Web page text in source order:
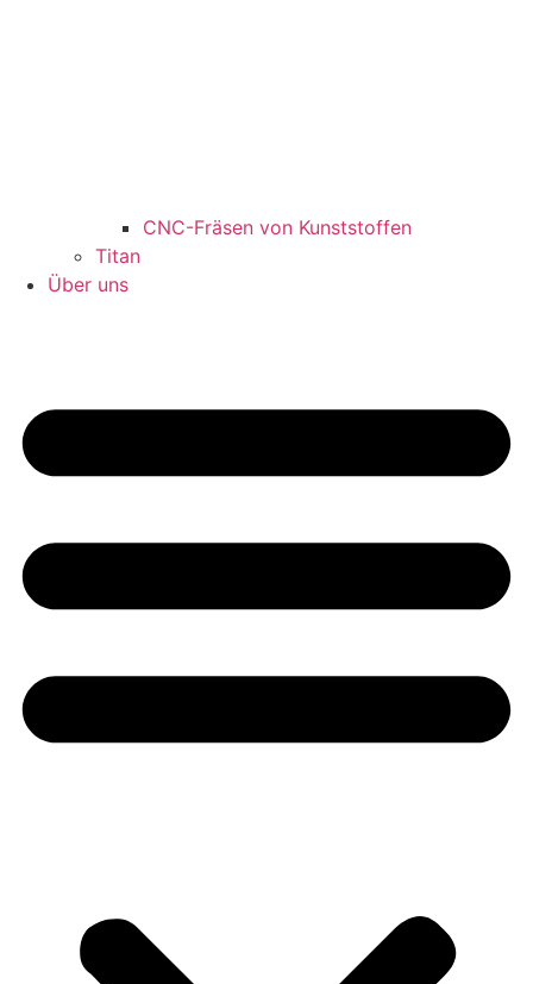
CNC-Fräsen von Kunststoffen
Titan
Über uns